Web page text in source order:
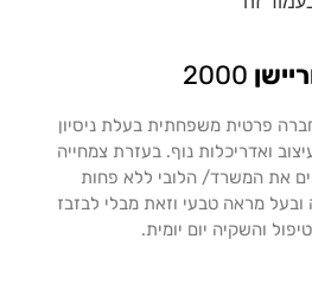
2000
2000 הינה חברה פרטית משפחתית בעלת ניסיון
עיצוב ואדריכלות נוף. בעזרת צמחייה
את המשרד/ הלובי ללא פחות
ובעל מראה טבעי וזאת מבלי לבזבז
והשקיה יום יומית.